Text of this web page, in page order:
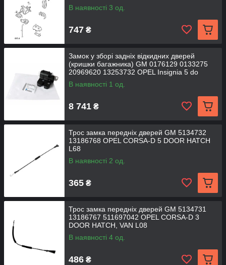
В наявності 3 од.
747 ₴
Замок у зборі задніх відкидних дверей
(кришки багажника) GM 0176129 0133275
20969620 13253732 OPEL Insignia 5 do
В наявності 1 од.
8 741 ₴
Трос замка передніх дверей GM 5134732
13186768 OPEL CORSA-D 5 DOOR HATCH
L68
В наявності 2 од.
365 ₴
Трос замка передніх дверей GM 5134731
13186767 511697042 OPEL CORSA-D 3
DOOR HATCH, VAN L08
В наявності 4 од.
486 ₴